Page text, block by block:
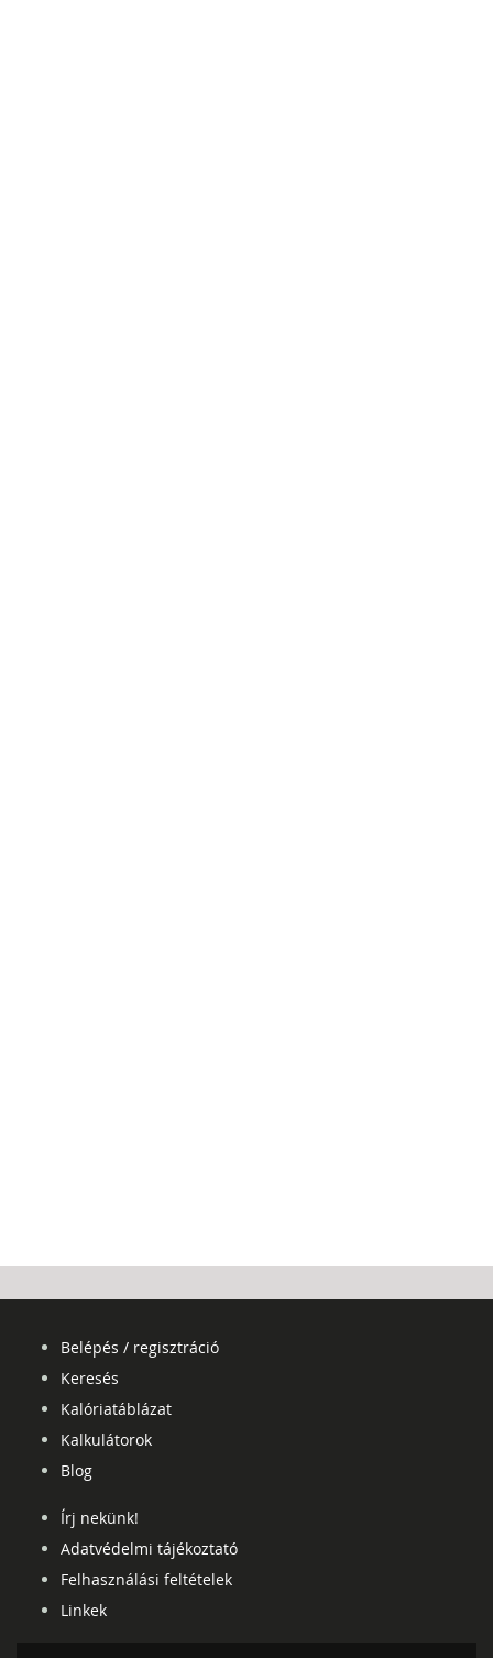
Belépés / regisztráció
Keresés
Kalóriatáblázat
Kalkulátorok
Blog
Írj nekünk!
Adatvédelmi tájékoztató
Felhasználási feltételek
Linkek